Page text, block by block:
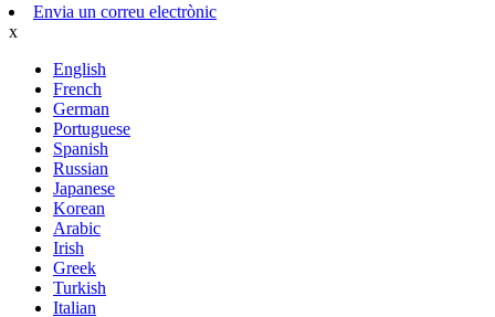
Envia un correu electrònic
x
English
French
German
Portuguese
Spanish
Russian
Japanese
Korean
Arabic
Irish
Greek
Turkish
Italian